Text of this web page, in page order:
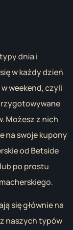
dnia i
w każdy dzień
weekend, czyli
Możesz z nich
na swoje kupony
od Betside
po prostu
się głównie na
naszych typów